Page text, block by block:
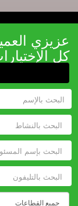
عزيزي
كل